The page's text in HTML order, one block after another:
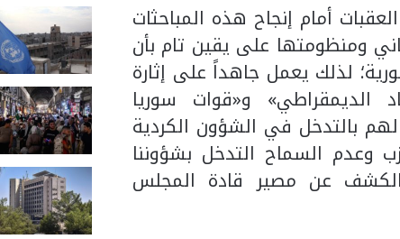
أمام إنجاح هذه المباحثات
ومنظومتها على يقين تام بأن
لذلك يعمل جاهداً على إثارة
الديمقراطي» و«قوات سوريا
لهم بالتدخل في الشؤون الكردية
وعدم السماح التدخل بشؤوننا
الكشف عن مصير قادة المجلس